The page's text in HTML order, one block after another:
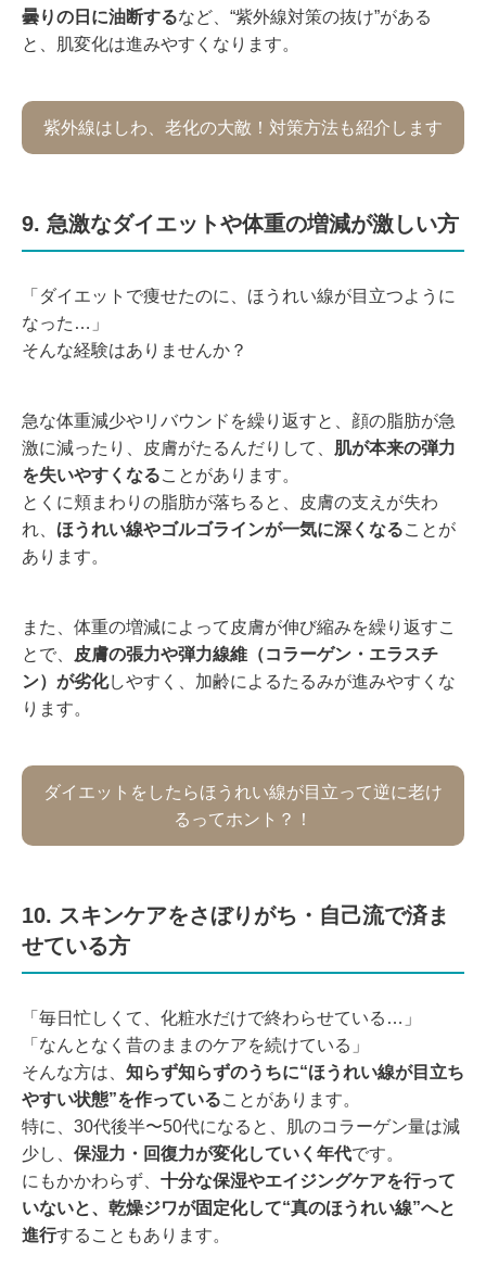
曇りの日に油断するなど、“紫外線対策の抜け”がある
と、肌変化は進みやすくなります。
紫外線はしわ、老化の大敵！対策方法も紹介します
9. 急激なダイエットや体重の増減が激しい方
「ダイエットで痩せたのに、ほうれい線が目立つように
なった…」
そんな経験はありませんか？
急な体重減少やリバウンドを繰り返すと、顔の脂肪が急
激に減ったり、皮膚がたるんだりして、 肌が本来の弾力
を失いやすくなることがあります。
とくに頬まわりの脂肪が落ちると、皮膚の支えが失わ
れ、 ほうれい線やゴルゴラインが一気に深くなることが
あります。
また、体重の増減によって皮膚が伸び縮みを繰り返すこ
とで、
皮膚の張力や弾力線維（コラーゲン・エラスチ
ン）が劣化しやすく、加齢によるたるみが進みやすくな
ります。
ダイエットをしたらほうれい線が目立って逆に老け
るってホント？！
10. スキンケアをさぼりがち・自己流で済ま
せている方
「毎日忙しくて、化粧水だけで終わらせている…」
「なんとなく昔のままのケアを続けている」
そんな方は、 知らず知らずのうちに“ほうれい線が目立ち
やすい状態”を作っていることがあります。
特に、30代後半〜50代になると、肌のコラーゲン量は減
少し、 保湿力・回復力が変化していく年代です。
にもかかわらず、 十分な保湿やエイジングケアを行って
いないと、乾燥ジワが固定化して“真のほうれい線”へと
進行することもあります。